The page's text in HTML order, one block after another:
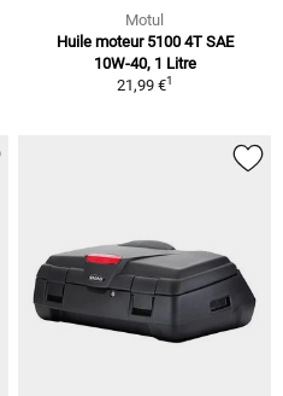
Motul
Huile moteur 5100 4T SAE
10W-40, 1 Litre
21,99 €1